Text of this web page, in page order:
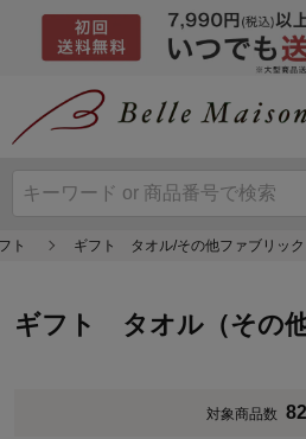
ト ギフト タオル/その他ファブリック
ギフト タオル（その他
対象商品数 82